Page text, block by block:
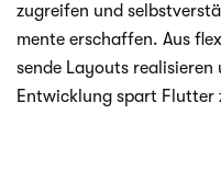
zugrei­fen und
mente erschaf­fen. Aus
sende Lay­outs
Ent­wick­lung spart Flut­ter